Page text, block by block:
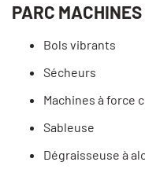
PARC
Bols vibrants
Sécheurs
Machines à force
Sableuse
Dégraisseuse à